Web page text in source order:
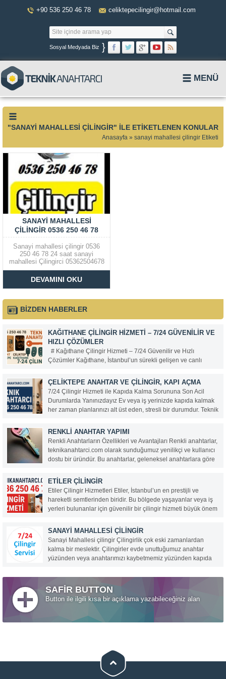
+90 536 250 46 78 celiktepecilingir@hotmail.com
Sosyal Medyada Biz }
MENÜ
"SANAYI MAHALLESI ÇILINGIR" ILE ETIKETLENEN KONULAR
Anasayfa » sanayi mahallesi çilingir Etiketi
SANAYI MAHALLESI
ÇILINGIR 0536 250 46 78
Sanayi mahallesi çilingir 0536
250 46 78 24 saat sanayi
mahallesi Çilingirci 05362504678
Sanayi mahallesinin tüm
mahallelerine 15 dk içerisinde
her tür kapı açma, çelik kasa
açma, araba kapısı açma Çilingir
hizmeti verilir. Ayrıca çelik ve
ahşap kapı kilitleri ve...
DEVAMINI OKU
BİZDEN HABERLER
KAĞITHANE ÇILINGIR HIZMETI – 7/24 GÜVENILIR VE
HIZLI ÇÖZÜMLER
# Kağıthane Çilingir Hizmeti – 7/24 Güvenilir ve Hızlı
Çözümler Kağıthane, İstanbul’un sürekli gelişen ve canlı
ve zaman geçirdiği bu ilçede, güvenlik ve acil ihtiyaçlar da
büyük önem taşıyor. Anahtarınızı evde...
ÇELIKTEPE ANAHTAR VE ÇILINGIR, KAPI AÇMA
7/24 Çilingir Hizmeti ile Kapıda Kalma Sorununa Son Acil
Durumlarda Yanınızdayız Ev veya iş yerinizde kapıda kalmak
her zaman planlarınızı alt üst eden, stresli bir durumdur. Teknik
hizmet sunuyoruz. 0536 250...
RENKLI ANAHTAR YAPIMI
Renkli Anahtarların Özellikleri ve Avantajları Renkli anahtarlar,
teknikanahtarci.com olarak sunduğumuz yenilikçi ve kullanıcı
dostu bir üründür. Bu anahtarlar, geleneksel anahtarlara göre
açısından kullanıcıların beklentilerini karşılar. İşte renkli
anahtarların öne çıkan özellikleri:...
ETILER ÇILINGIR
Etiler Çilingir Hizmetleri Etiler, İstanbul’un en prestijli ve
hareketli semtlerinden biridir. Bu bölgede yaşayanlar veya iş
yerleri bulunanlar için güvenilir bir çilingir hizmeti büyük önem
hattıyla Etiler ve çevresinde 7/24 profesyonel...
SANAYI MAHALLESI ÇILINGIR
Sanayi Mahallesi çilingir Çilingirlik çok eski zamanlardan
kalma bir meslektir. Çilingirler evde unuttuğumuz anahtar
yüzünden veya anahtarımızı kaybetmemiz yüzünden kapıda
yakın ve en hızlı çilingiri çağırırız ve o da gelip kapımızı...
SAFİR BUTTON
Button ile ilgili kısa bir açıklama yazabileceğiniz alan